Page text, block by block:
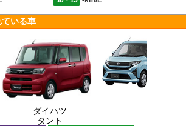
いる車
ダイハツ
タント